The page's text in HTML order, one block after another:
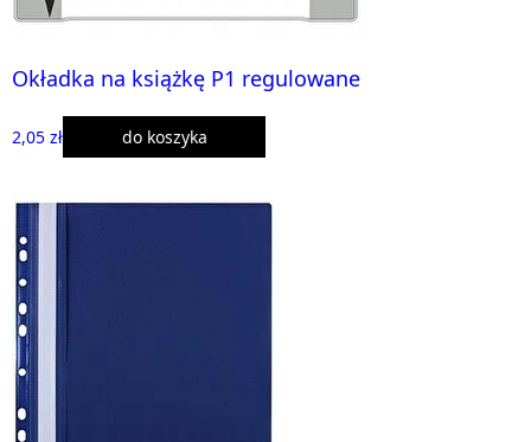
Okładka na książkę P1 regulowane
2,05 zł do koszyka